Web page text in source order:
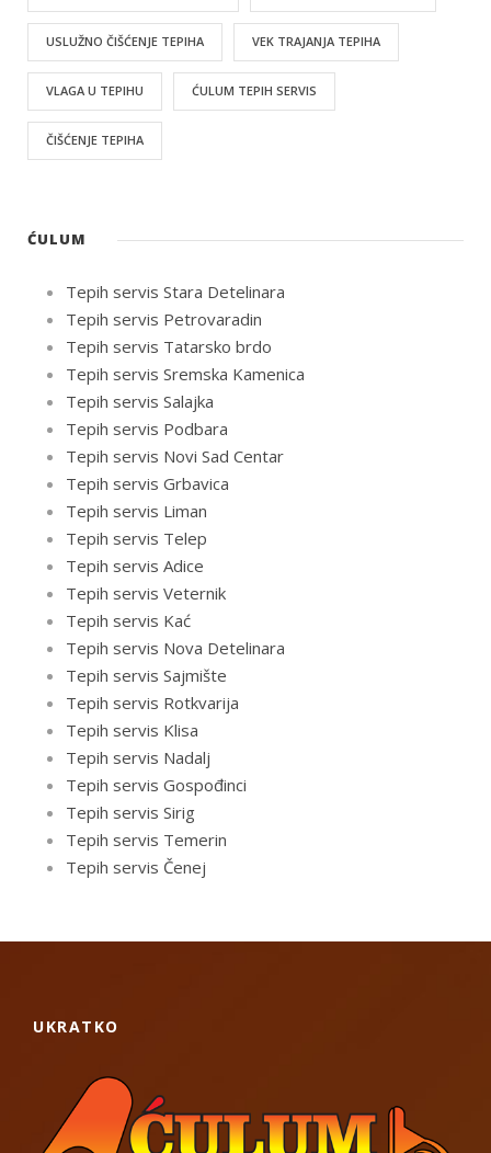
USLUŽNO ČIŠĆENJE TEPIHA VEK TRAJANJA TEPIHA
VLAGA U TEPIHU ĆULUM TEPIH SERVIS
ČIŠĆENJE TEPIHA
ĆULUM
Tepih servis Stara Detelinara
Tepih servis Petrovaradin
Tepih servis Tatarsko brdo
Tepih servis Sremska Kamenica
Tepih servis Salajka
Tepih servis Podbara
Tepih servis Novi Sad Centar
Tepih servis Grbavica
Tepih servis Liman
Tepih servis Telep
Tepih servis Adice
Tepih servis Veternik
Tepih servis Kać
Tepih servis Nova Detelinara
Tepih servis Sajmište
Tepih servis Rotkvarija
Tepih servis Klisa
Tepih servis Nadalj
Tepih servis Gospođinci
Tepih servis Sirig
Tepih servis Temerin
Tepih servis Čenej
UKRATKO